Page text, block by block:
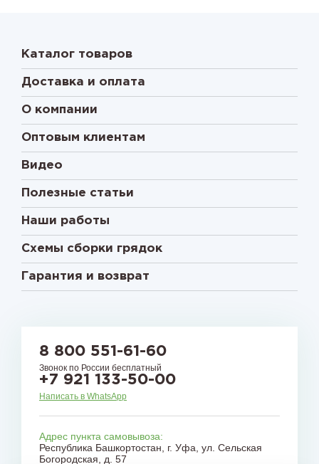
Каталог товаров
Доставка и оплата
О компании
Оптовым клиентам
Видео
Полезные статьи
Наши работы
Схемы сборки грядок
Гарантия и возврат
8 800 551-61-60
Звонок по России бесплатный
+7 921 133-50-00
Написать в WhatsApp
Адрес пункта самовывоза:
Республика Башкортостан, г. Уфа, ул. Сельская
Богородская, д. 57